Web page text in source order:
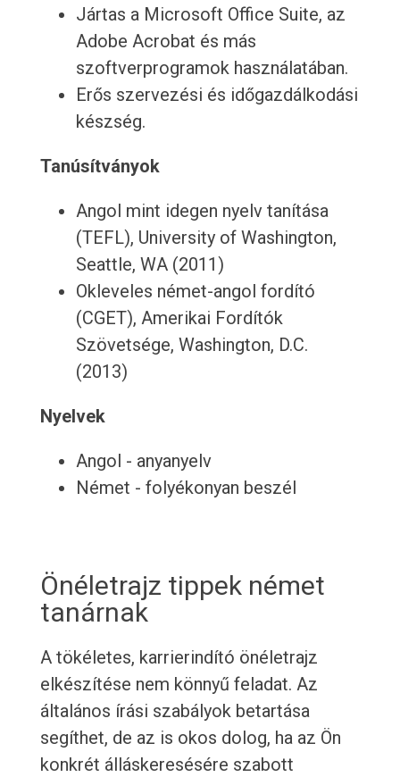
Jártas a Microsoft Office Suite, az
Adobe Acrobat és más
szoftverprogramok használatában.
Erős szervezési és időgazdálkodási
készség.
Tanúsítványok
Angol mint idegen nyelv tanítása
(TEFL), University of Washington,
Seattle, WA (2011)
Okleveles német-angol fordító
(CGET), Amerikai Fordítók
Szövetsége, Washington, D.C.
(2013)
Nyelvek
Angol - anyanyelv
Német - folyékonyan beszél
Önéletrajz tippek német
tanárnak
A tökéletes, karrierindító önéletrajz
elkészítése nem könnyű feladat. Az
általános írási szabályok betartása
segíthet, de az is okos dolog, ha az Ön
konkrét álláskeresésére szabott